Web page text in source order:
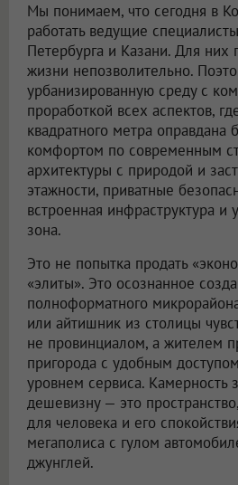
Мы понимаем, что сегодня в
работать ведущие
Петербурга и Казани. Для них
жизни непозволительно.
урбанизированную среду с
проработкой всех аспектов,
квадратного метра оправдана
комфортом по современным
архитектуры с природой и
этажности, приватные
встроенная инфраструктура и
зона.
Это не попытка продать
«элиты». Это осознанное
полноформатного
или айтишник из столицы
не провинциалом, а жителем
пригорода с удобным
уровнем сервиса. Камерность
дешевизну — это
для человека и его
мегаполиса с гулом
джунглей.